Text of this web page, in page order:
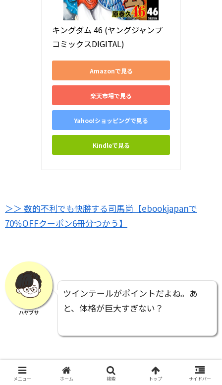
キングダム 46 (ヤングジャンプ
コミックスDIGITAL)
Amazonで見る
楽天市場で見る
Yahoo!ショッピングで見る
Kindleで見る
＞＞ 数的不利でも快勝する司馬尚【ebookjapanで
70％OFFクーポン6冊分つかう】
ハヤブサ
ツインテールがポイントだよね。あ
と、体格が巨大すぎない？
5位：満羽(まんう)
メニュー ホーム 検索 トップ サイドバー